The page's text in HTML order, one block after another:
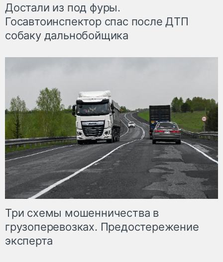
Достали из под фуры.
Госавтоинспектор спас после ДТП
собаку дальнобойщика
Три схемы мошенничества в
грузоперевозках. Предостережение
эксперта